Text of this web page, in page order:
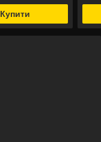
Купити